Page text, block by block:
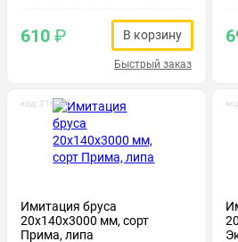
610 ₽ В корзину
Быстрый заказ
код: 316005
Имитация бруса
20х140х3000 мм, сорт
Прима, липа